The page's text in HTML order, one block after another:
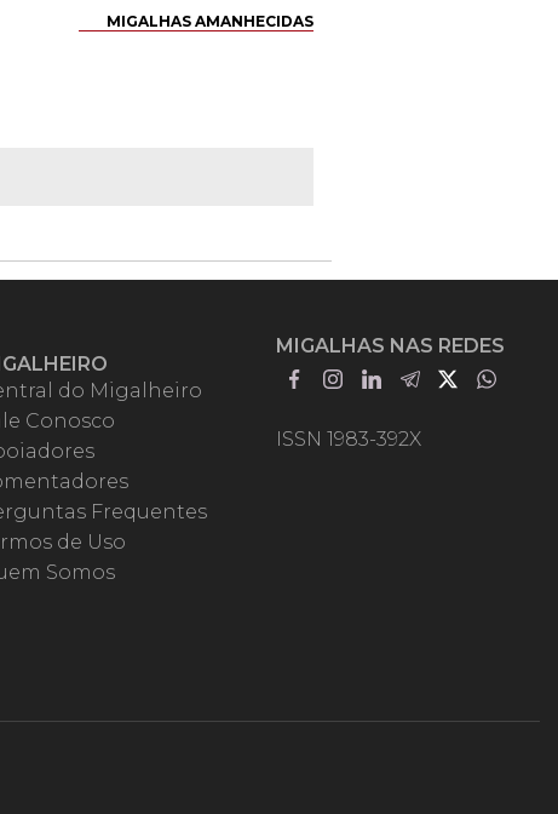
MIGALHAS AMANHECIDAS
do Migalheiro
Conosco
Frequentes
de Uso
Somos
MIGALHAS NAS REDES
ISSN 1983-392X